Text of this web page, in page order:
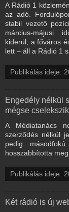
A Rádió 1
az adó.
stabil vezető
március-májusi
kiderül, a főváros
lett – áll a Rádió 1
Publikálás ideje:
Engedély nélkül
mégse cselekszik
A Médiatanács
szerződés nélkül
pedig
hosszabbította
Publikálás ideje:
Két rádió is új